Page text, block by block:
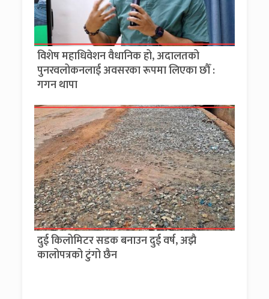
विशेष महाधिवेशन वैधानिक हो, अदालतको
पुनरवलोकनलाई अवसरका रूपमा लिएका छौँ :
गगन थापा
दुई किलोमिटर सडक बनाउन दुई वर्ष, अझै
कालोपत्रको टुंगो छैन